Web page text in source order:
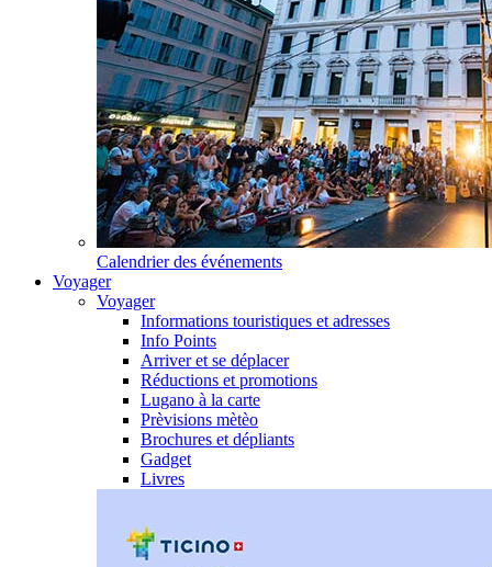
Calendrier des événements
Voyager
Voyager
Informations touristiques et adresses
Info Points
Arriver et se déplacer
Réductions et promotions
Lugano à la carte
Prèvisions mètèo
Brochures et dépliants
Gadget
Livres